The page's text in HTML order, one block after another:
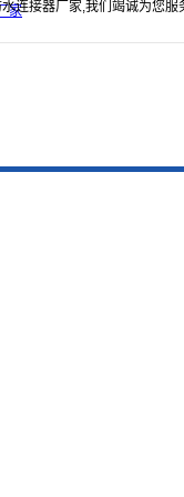
连接器厂家,我们竭诚为您服